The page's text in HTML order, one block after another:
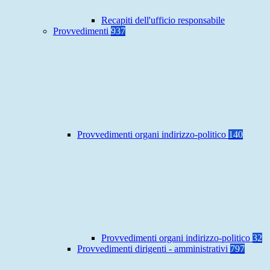
Recapiti dell'ufficio responsabile
Provvedimenti 937
Provvedimenti organi indirizzo-politico 140
Provvedimenti organi indirizzo-politico 32
Provvedimenti dirigenti - amministrativi 797